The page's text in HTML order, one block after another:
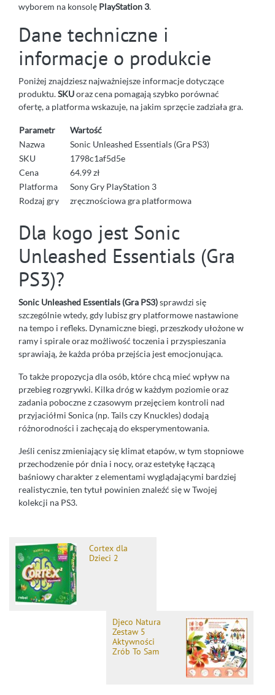
wyborem na konsolę PlayStation 3.
Dane techniczne i
informacje o produkcie
Poniżej znajdziesz najważniejsze informacje dotyczące
produktu.SKUoraz cena pomagają szybko porównać
ofertę, a platforma wskazuje, na jakim sprzęcie zadziała gra.
Parametr
Wartość
Nazwa
Sonic Unleashed Essentials (Gra PS3)
SKU
1798c1af5d5e
Cena
64.99 zł
Platforma
Sony Gry PlayStation 3
Rodzaj gry
zręcznościowa gra platformowa
Dla kogo jest Sonic
Unleashed Essentials (Gra
PS3)?
Sonic Unleashed Essentials (Gra PS3)sprawdzi się
szczególnie wtedy, gdy lubisz gry platformowe nastawione
na tempo i refleks. Dynamiczne biegi, przeszkody ułożone w
ramy i spirale oraz możliwość toczenia i przyspieszania
sprawiają, że każda próba przejścia jest emocjonująca.
To także propozycja dla osób, które chcą mieć wpływ na
przebieg rozgrywki. Kilka dróg w każdym poziomie oraz
zadania poboczne z czasowym przejęciem kontroli nad
przyjaciółmi Sonica (np. Tails czy Knuckles) dodają
różnorodności i zachęcają do eksperymentowania.
Jeśli cenisz zmieniający się klimat etapów, w tym stopniowe
przechodzenie pór dnia i nocy, oraz estetykę łączącą
baśniowy charakter z elementami wyglądającymi bardziej
realistycznie, ten tytuł powinien znaleźć się w Twojej
kolekcji na PS3.
Cortex dla
Dzieci 2
Djeco Natura
Zestaw 5
Aktywności
Zrób To Sam